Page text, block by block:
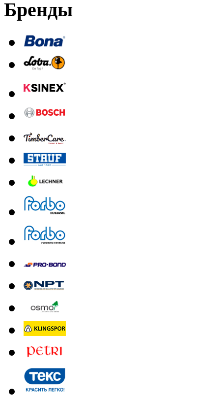
Бренды